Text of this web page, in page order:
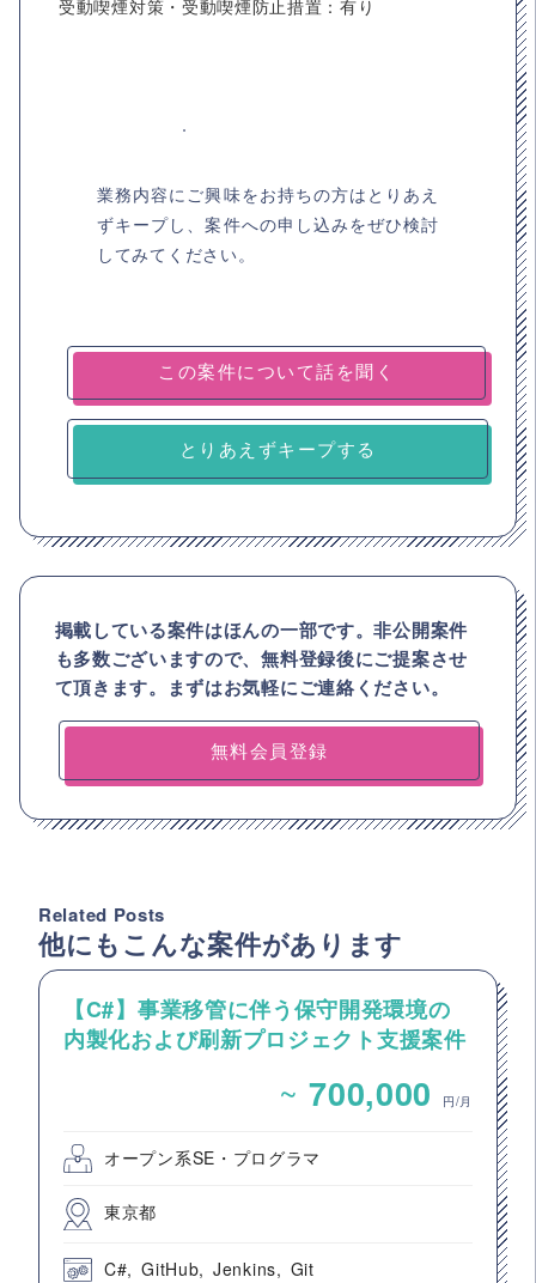
受動喫煙対策・受動喫煙防止措置：有り
業務内容にご興味をお持ちの方はとりあえ
ずキープし、案件への申し込みをぜひ検討
してみてください。
とりあえずキープする
掲載している案件はほんの一部です。非公開案件
も多数ございますので、無料登録後にご提案させ
て頂きます。まずはお気軽にご連絡ください。
無料会員登録
Related Posts
他にもこんな案件があります
【C#】事業移管に伴う保守開発環境の
内製化および刷新プロジェクト支援案件
~ 700,000 円/月
オープン系SE・プログラマ
東京都
C# GitHub Jenkins Git